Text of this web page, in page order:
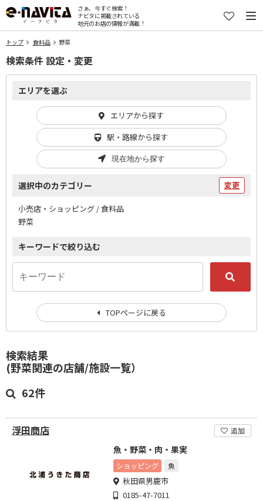
さぁ、今すぐ検索！
ナビタに掲載されている
地元のお店の情報が満載！
トップ 食料品 野菜
検索結果
(野菜関連の店舗/施設一覧）
62件
浮田商店 追加
魚・野菜・肉・果実
ショッピング 魚
秋田県男鹿市
0185-47-7011
検索条件 設定・変更
エリアを選ぶ
エリアから探す
駅・路線から探す
現在地から探す
選択中のカテゴリー 変更
小売店・ショッピング / 食料品
野菜
キーワードで絞り込む
TOPページに戻る